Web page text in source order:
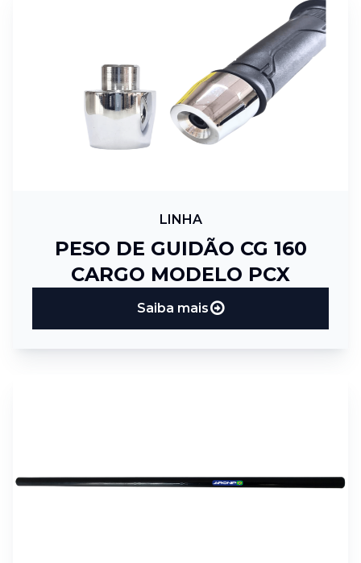
LINHA
PESO DE GUIDÃO CG 160
CARGO MODELO PCX
Saiba mais